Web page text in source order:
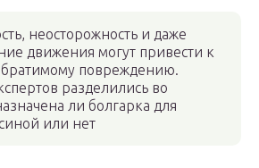
неосторожность и даже
движения могут привести к
повреждению.
разделились во
ли болгарка для
или нет